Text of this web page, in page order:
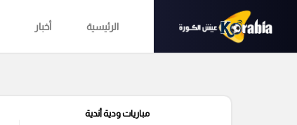
الرئيسية أخبار
مباريات ودية أندية